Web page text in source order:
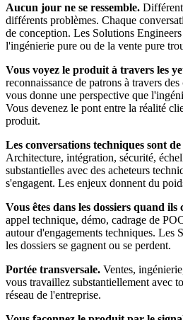
Aucun jour ne se ressemble.
différents problèmes. Chaque
de conception. Les Solutions
l'ingénierie pure ou de la vente pure
Vous voyez le produit à travers les
reconnaissance de patrons à travers
vous donne une perspective que
Vous devenez le pont entre la réalité
produit.
Les conversations techniques sont
Architecture, intégration, sécurité,
substantielles avec des acheteurs
s'engagent. Les enjeux donnent du
Vous êtes dans les dossiers quand
appel technique, démo, cadrage de
autour d'engagements techniques. Les
les dossiers se gagnent ou se perdent.
Portée transversale. Ventes,
vous travaillez substantiellement avec
réseau de l'entreprise.